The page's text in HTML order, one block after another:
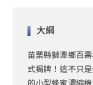
大綱
苗栗縣獅潭鄉百
式揭牌！這不只